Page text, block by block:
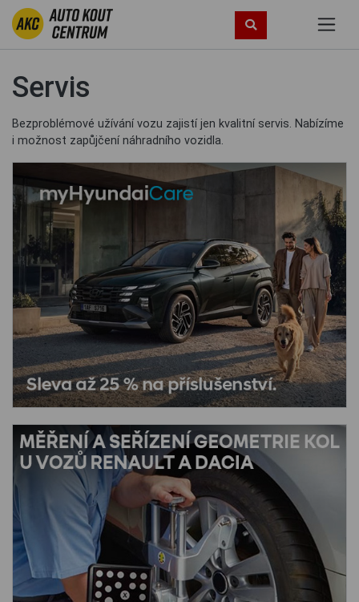
Servis
Bezproblémové užívání vozu zajistí jen kvalitní servis. Nabízíme
i možnost zapůjčení náhradního vozidla.